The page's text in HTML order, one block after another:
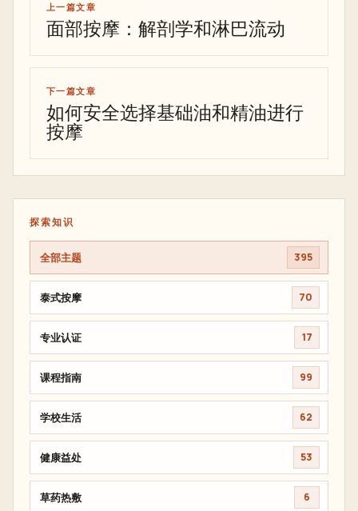
上一篇文章
面部按摩：解剖学和淋巴流动
下一篇文章
如何安全选择基础油和精油进行
按摩
探索知识
全部主题 395
泰式按摩 70
专业认证 17
课程指南 99
学校生活 62
健康益处 53
草药热敷 6